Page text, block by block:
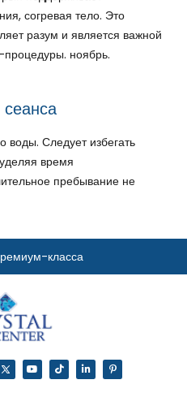
согревая тело. Это
разум и является важной
ноябрь.
воды. Следует избегать
время
пребывание не
класса